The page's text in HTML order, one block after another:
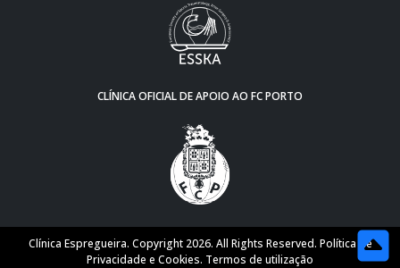
CLÍNICA OFICIAL DE APOIO AO FC PORTO
Clínica Espregueira. Copyright 2026. All Rights Reserved. Política de
Privacidade e Cookies. Termos de utilização